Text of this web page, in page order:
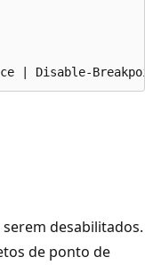
desabilitados.
de ponto de